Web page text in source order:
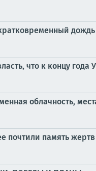
дождь
что к концу года
облачность,
почтили память